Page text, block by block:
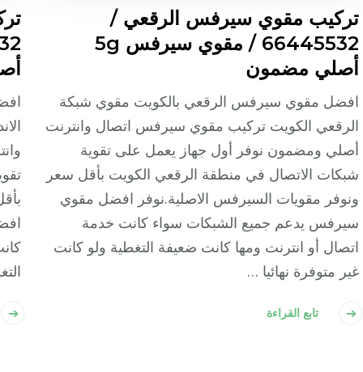
تركيب مقوي سيرفس الرقعي /
66445532 / مقوي سيرفس 5g
أصلي مضمون
افضل مقوي سيرفس الرقعي بالكويت مقوي شبكة
الرقعي الكويت تركيب مقوي سيرفس اتصال وانترنت
أصلي ومضمون نوفر أول جهاز يعمل على تقوية
شبكات الاتصال في منطقة الرقعي الكويت بأقل سعر
ونوفر مقويات السيرفس الاصلية.نوفر افضل مقوي
سيرفس يدعم جميع الشبكات سواء كانت خدمة
اتصال أو انترنت ومها كانت ضعيفة التغطية ولو كانت
غير متوفرة نهائيا …
تابع القراءة